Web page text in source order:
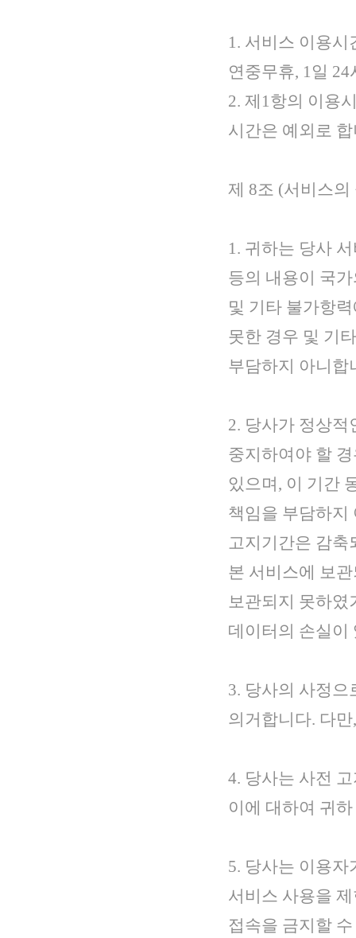
1. 서비스 이용
연중무휴, 1일
2. 제1항의 이용
시간은 예외로
제 8조 (서비스
1. 귀하는 당사
등의 내용이 국
및 기타 불가항
못한 경우 및 기
부담하지 아니합
2. 당사가 정상
중지하여야 할
있으며, 이 기간
책임을 부담하지
고지기간은 감축
본 서비스에 보
보관되지 못하였
데이터의 손실이
3. 당사의 사정
의거합니다. 다
4. 당사는 사전
이에 대하여 귀
5. 당사는 이용
서비스 사용을
접속을 금지할